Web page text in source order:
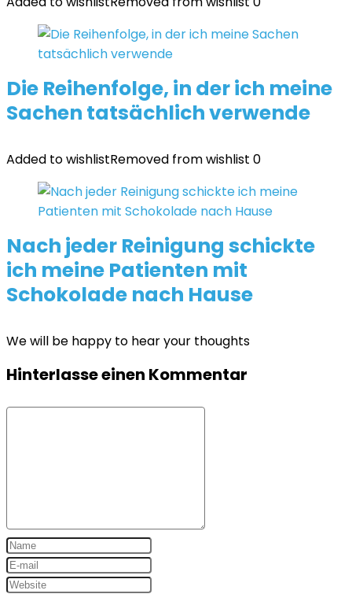
Die Reihenfolge, in der ich meine
Sachen tatsächlich verwende
Added to wishlistRemoved from wishlist 0
Nach jeder Reinigung schickte
ich meine Patienten mit
Schokolade nach Hause
We will be happy to hear your thoughts
Hinterlasse einen Kommentar